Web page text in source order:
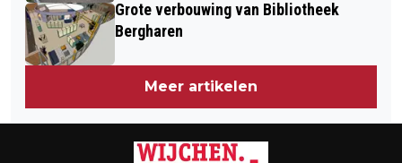
Grote verbouwing van Bibliotheek
Bergharen
Meer artikelen